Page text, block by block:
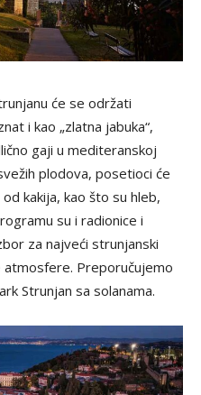
će se održati
i kao „zlatna jabuka“,
gaji u mediteranskoj
plodova, posetioci će
kakija, kao što su hleb,
su i radionice i
za najveći strunjanski
atmosfere. Preporučujemo
Strunjan sa solanama.